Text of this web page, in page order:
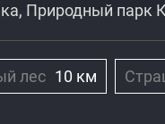
Природный парк
лес 10 км